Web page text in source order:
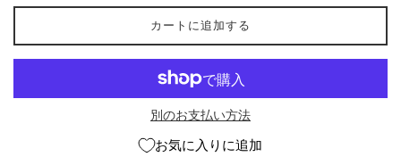
カートに追加する
別のお支払い方法
お気に入りに追加